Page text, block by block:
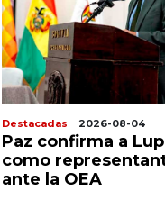
Destacadas 2026-08-04
Paz confirma a
como
ante la OEA